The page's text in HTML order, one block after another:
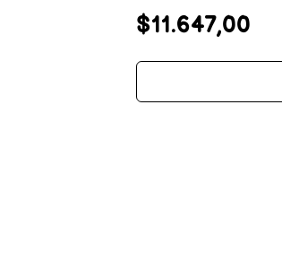
$11.647,00